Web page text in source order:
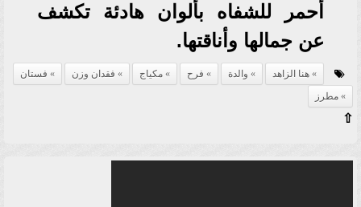
أحمر للشفاه بألوان هادئة تكشف
عن جمالها وأناقتها.
هنا الزاهد والدة فرح مكياج فقدان وزن
فستان
مطرز
⇧